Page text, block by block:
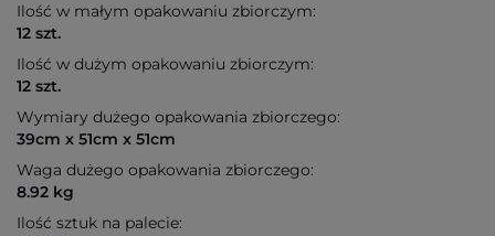
Ilość w małym opakowaniu zbiorczym:
12 szt.
Ilość w dużym opakowaniu zbiorczym:
12 szt.
Wymiary dużego opakowania zbiorczego:
39cm x 51cm x 51cm
Waga dużego opakowania zbiorczego:
8.92 kg
Ilość sztuk na palecie: